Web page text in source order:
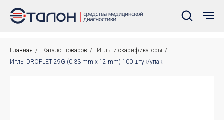
Главная / Каталог товаров / Иглы и скарификаторы /
Иглы DROPLET 29G (0.33 mm x 12 mm) 100 штук/упак